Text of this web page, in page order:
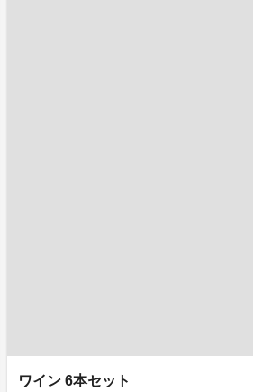
ワイン 6本セット